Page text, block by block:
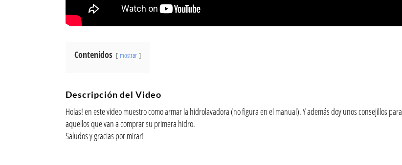
Contenidos mostrar
Descripción del Video
Holas! en este video muestro como armar la hidrolavadora (no figura en el manual). Y además doy unos consejillos para
aquellos que van a comprar su primera hidro.
Saludos y gracias por mirar!